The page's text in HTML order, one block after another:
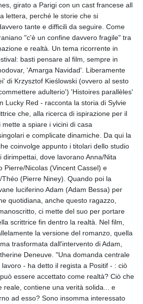
girato a Parigi con un cast francese all
lettera, perché le storie che si
tante e difficili da seguire. Come
"c'è un confine davvero fragile" tra
e realtà. Un tema ricorrente in
basti pensare al film, sempre in
'Amarga Navidad'. Liberamente
di Krzysztof Kieślowski (ovvero al sesto
adulterio') 'Histoires parallèles'
Lucky Red - racconta la storia di Sylvie
che, alla ricerca di ispirazione per il
a spiare i vicini di casa
e complicate dinamiche. Da qui la
coinvolge appunto i titolari dello studio
dirimpettai, dove lavorano Anna/Nita
Pierre/Nicolas (Vincent Cassel) e
(Pierre Niney). Quando poi la
luciferino Adam (Adam Bessa) per
quotidiana, anche questo ragazzo,
ci mette del suo per portare
scrittrice fin dentro la realtà. Nel film,
la versione del romanzo, quella
trasformata dall'intervento di Adam,
Deneuve. "Una domanda centrale
- ha detto il regista a Positif - : ciò
essere accettato come realtà? Ciò che
reale, contiene una verità solida... e
ad esso? Sono insomma interessato